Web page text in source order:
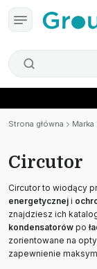
Strona główna Marka
Circutor
Circutor to wiodący
energetycznej i
znajdziesz ich
kondensatorów po
zorientowane na
zapewnienie